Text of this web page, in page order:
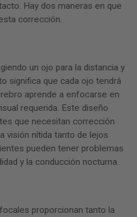
Hay dos maneras en que
corrección.
un ojo para la distancia y
significa que cada ojo tendrá
aprende a enfocarse en
requerida. Este diseño
que necesitan corrección
visión nítida tanto de lejos
pueden tener problemas
y la conducción nocturna.
proporcionan tanto la